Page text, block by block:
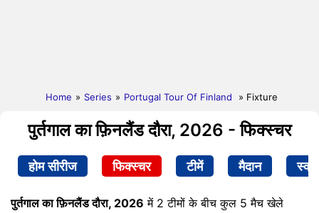
Home » Series » Portugal Tour Of Finland » Fixture
पुर्तगाल का फ़िनलैंड दौरा, 2026 - फिक्स्चर
होम सीरीज फिक्स्चर टीमें मैदान
पुर्तगाल का फ़िनलैंड दौरा, 2026 में 2 टीमों के बीच कुल 5 मैच खेले